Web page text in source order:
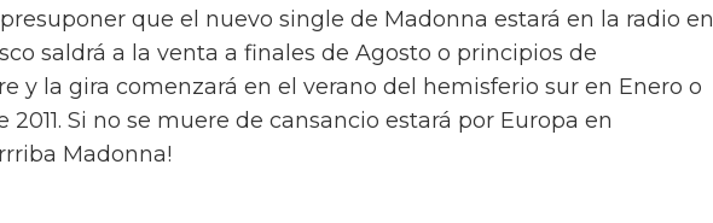
que el nuevo single de Madonna estará en la radio en
saldrá a la venta a finales de Agosto o principios de
y la gira comenzará en el verano del hemisferio sur en Enero o
2011. Si no se muere de cansancio estará por Europa en
Madonna!